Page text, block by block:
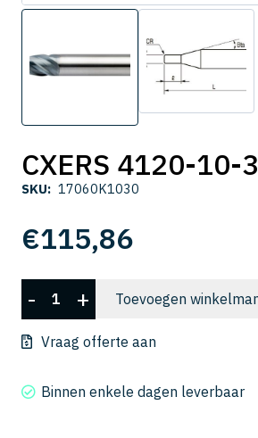
CXERS 4120-10-
SKU: 17060K1030
€115,86
CXERS
4120-
10-
aantal
- + Toevoegen
Vraag offerte aan
Binnen enkele dagen leverbaar